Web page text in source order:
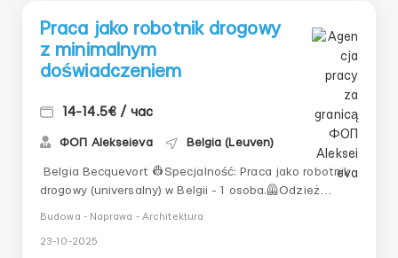
Praca jako robotnik drogowy
z minimalnym
doświadczeniem
14-14.5€ / час
ФОП Alekseieva Belgia (Leuven)
Belgia Becquevort 👷‍Specjalność: Praca jako robotnik
drogowy (universalny) w Belgii - 1 osoba.🦺Odzież
godzinęDla kogo: Mężczyźni 25-50 lat💡
Budowa - Naprawa - Architektura
23-10-2025